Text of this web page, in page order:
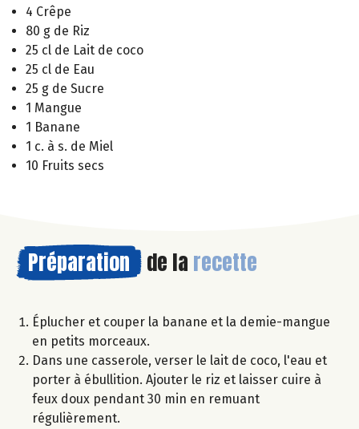
4 Crêpe
80 g de Riz
25 cl de Lait de coco
25 cl de Eau
25 g de Sucre
1 Mangue
1 Banane
1 c. à s. de Miel
10 Fruits secs
Préparation de la recette
Éplucher et couper la banane et la demie-mangue
en petits morceaux.
Dans une casserole, verser le lait de coco, l'eau et
porter à ébullition. Ajouter le riz et laisser cuire à
feux doux pendant 30 min en remuant
régulièrement.